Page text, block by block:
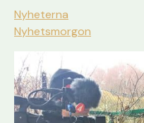
Nyheterna
Nyhetsmorgon